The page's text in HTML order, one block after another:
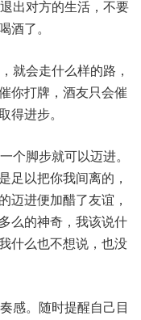
出对方的生活，不要
了。
就会走什么样的路，
你打牌，酒友只会催
进步。
个脚步就可以迈进。
足以把你我间离的，
迈进便加醋了友谊，
么的神奇，我该说什
什么也不想说，也没
感。随时提醒自己目